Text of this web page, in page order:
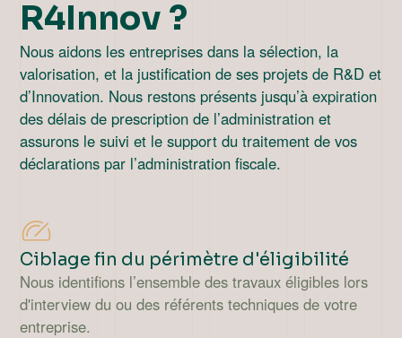
R4Innov ?
Nous aidons les entreprises dans la sélection, la
valorisation, et la justification de ses projets de R&D et
d’Innovation. Nous restons présents jusqu’à expiration
des délais de prescription de l’administration et
assurons le suivi et le support du traitement de vos
déclarations par l’administration fiscale.
Ciblage fin du périmètre d'éligibilité
Nous identifions l’ensemble des travaux éligibles lors
d'interview du ou des référents techniques de votre
entreprise.